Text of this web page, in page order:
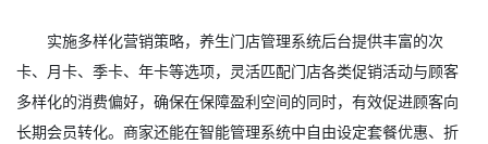
实施多样化营销策略，养生门店管理系统后台提供丰富的次
卡、月卡、季卡、年卡等选项，灵活匹配门店各类促销活动与顾客
多样化的消费偏好，确保在保障盈利空间的同时，有效促进顾客向
长期会员转化。商家还能在智能管理系统中自由设定套餐优惠、折